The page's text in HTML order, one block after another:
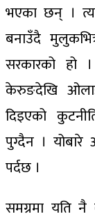
भएका छन् ।
बनाउँदै
सरकारको हो
केरुङदेखि
दिइएको
पुग्दैन । योबारे
पर्दछ ।
समग्रमा यति